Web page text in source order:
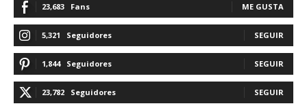
23,683 Fans ME GUSTA
5,321 Seguidores SEGUIR
1,844 Seguidores SEGUIR
23,782 Seguidores SEGUIR